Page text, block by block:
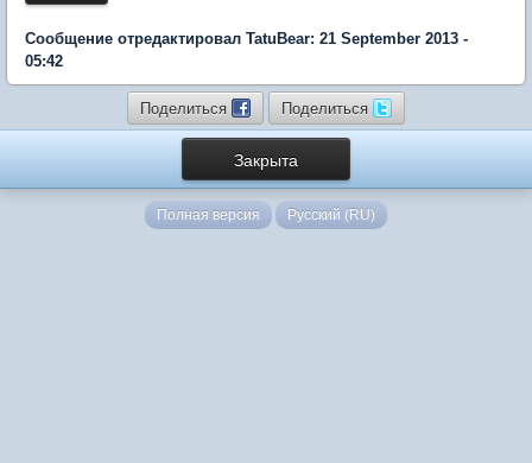
Сообщение отредактировал TatuBear: 21 September 2013 -
05:42
Поделиться Поделиться
Закрыта
Полная версия Русский (RU)